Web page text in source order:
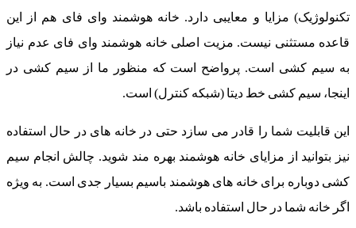
تکنولوژیک) مزایا و معایبی دارد. خانه هوشمند وای فای هم از این
قاعده مستثنی نیست. مزیت اصلی خانه هوشمند وای فای عدم نیاز
به سیم کشی است. پرواضح است که منظور ما از سیم کشی در
اینجا، سیم کشی خط دیتا (شبکه کنترل) است.
این قابلیت شما را قادر می سازد حتی در خانه های در حال استفاده
نیز بتوانید از مزایای خانه هوشمند بهره مند شوید. چالش انجام سیم
کشی دوباره برای خانه های هوشمند باسیم بسیار جدی است. به ویژه
اگر خانه شما در حال استفاده باشد.